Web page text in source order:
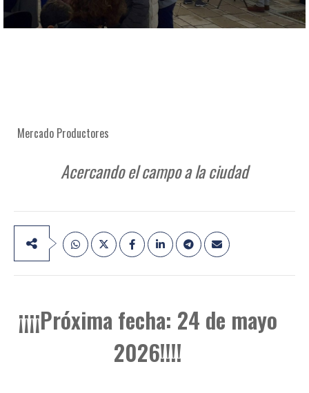
Mercado Productores
Acercando el campo a la ciudad
¡¡¡¡Próxima fecha: 24 de mayo
2026!!!!